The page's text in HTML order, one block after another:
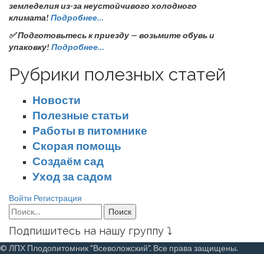
земледелия из-за неустойчивого холодного
климата! Подробнее…
✅ Подготовьтесь к приезду — возьмите обувь и
упаковку! Подробнее…
Рубрики полезных статей
Новости
Полезные статьи
Работы в питомнике
Скорая помощь
Создаём сад
Уход за садом
Войти Регистрация
Найти:
Подпишитесь на нашу группу ⤵
© ЛПХ Плодопитомник "Всеволожский". Все права защищены.